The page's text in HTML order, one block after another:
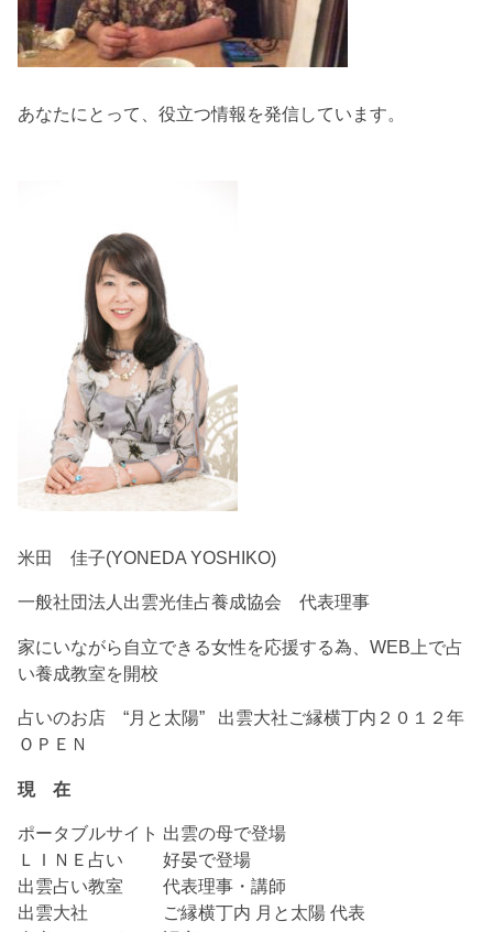
あなたにとって、役立つ情報を発信しています。
米田 佳子(YONEDA YOSHIKO)
一般社団法人出雲光佳占養成協会 代表理事
家にいながら自立できる女性を応援する為、WEB上で占
い養成教室を開校
占いのお店 “月と太陽” 出雲大社ご縁横丁内２０１２年
ＯＰＥＮ
現 在
ポータブルサイト 出雲の母で登場
ＬＩＮＥ占い 好晏で登場
出雲占い教室 代表理事・講師
出雲大社 ご縁横丁内 月と太陽 代表